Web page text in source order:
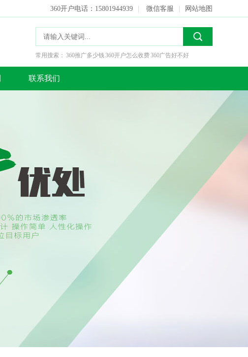
360开户电话：15801944939 微信客服 网站地图
常用搜索： 360推广多少钱360开户怎么收费360广告好不好
联系我们